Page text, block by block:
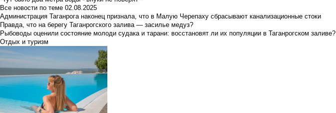
Все новости по теме 02.08.2025
Администрация Таганрога наконец признала, что в Малую Черепаху сбрасывают канализационные стоки
Правда, что на берегу Таганрогского залива — засилье медуз?
Рыбоводы оценили состояние молоди судака и тарани: восстановят ли их популяции в Таганрогском заливе?
Отдых и туризм